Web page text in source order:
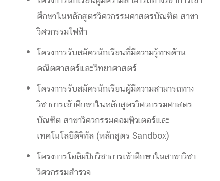
ศึกษาในหลักสูตรวิศวกรรมศาสตรบัณฑิต สาขา
วิศวกรรมไฟฟ้า
โครงการรับสมัครนักเรียนที่มีความรู้ทางด้าน
คณิตศาสตร์และวิทยาศาสตร์
โครงการรับสมัครนักเรียนผู้มีความสามารถทาง
วิชาการเข้าศึกษาในหลักสูตรวิศวกรรมศาสตร
บัณฑิต สาขาวิศวกรรมคอมพิวเตอร์และ
เทคโนโลยีดิจิทัล (หลักสูตร Sandbox)
โครงการโอลิมปิกวิชาการเข้าศึกษาในสาขาวิชา
วิศวกรรมสำรวจ